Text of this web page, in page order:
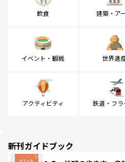
飲食 建築・ア
イベント・観戦 世界遺
アクティビティ 鉄道・フラ
新刊ガイドブック